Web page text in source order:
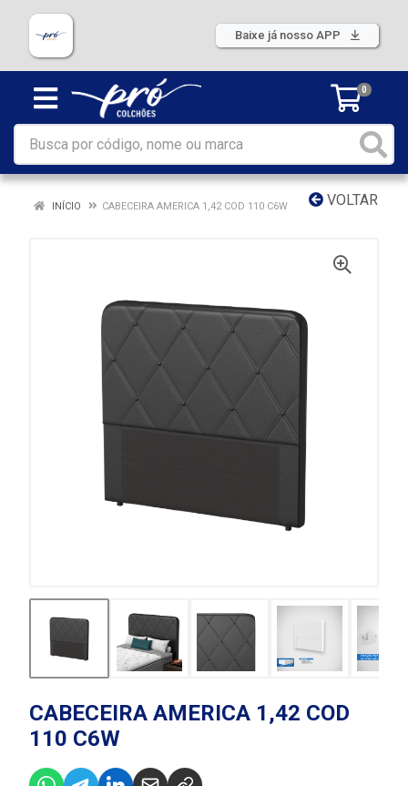
Baixe já nosso APP
0
VOLTAR
INÍCIO CABECEIRA AMERICA 1,42 COD 110 C6W
CABECEIRA AMERICA 1,42 COD
110 C6W